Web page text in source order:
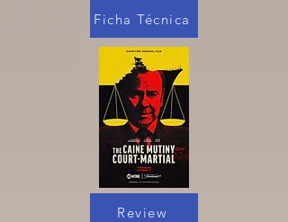
Ficha Técnica
Review